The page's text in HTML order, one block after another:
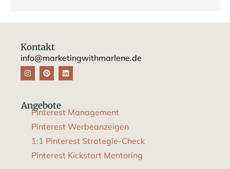
Angebote
Pinterest Management
Pinterest Werbeanzeigen
1:1 Pinterest Strategie-Check
Pinterest Kickstart Mentoring
Kontakt
info@marketingwithmarlene.de